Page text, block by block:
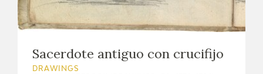
ARASAAC
Sacerdote antiguo con crucifijo
DRAWINGS